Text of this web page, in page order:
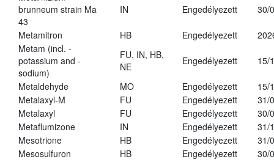
brunneum strain Ma
43
IN Engedélyezett 30/
Metamitron HB Engedélyezett
Metam (incl. -
potassium and -
sodium)
FU, IN, HB,
NE
Engedélyezett 15/
Metaldehyde MO Engedélyezett
15/
Metalaxyl-M
FU Engedélyezett
31/
Metalaxyl
FU Engedélyezett
30/
Metaflumizone
IN Engedélyezett
31/
Mesotrione
HB Engedélyezett
31/
Mesosulfuron
HB Engedélyezett
30/